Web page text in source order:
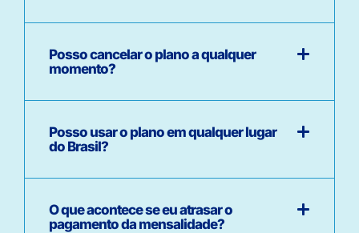
Posso cancelar o plano a qualquer
momento?
Posso usar o plano em qualquer lugar
do Brasil?
O que acontece se eu atrasar o
pagamento da mensalidade?